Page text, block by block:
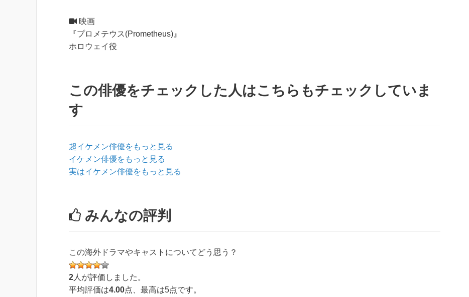
映画
『プロメテウス(Prometheus)』
ホロウェイ役
この俳優をチェックした人はこちらもチェックしていま
す
超イケメン俳優をもっと見る
イケメン俳優をもっと見る
実はイケメン俳優をもっと見る
みんなの評判
この海外ドラマやキャストについてどう思う？
2 人が評価しました。
平均評価は4.00点、最高は5点です。